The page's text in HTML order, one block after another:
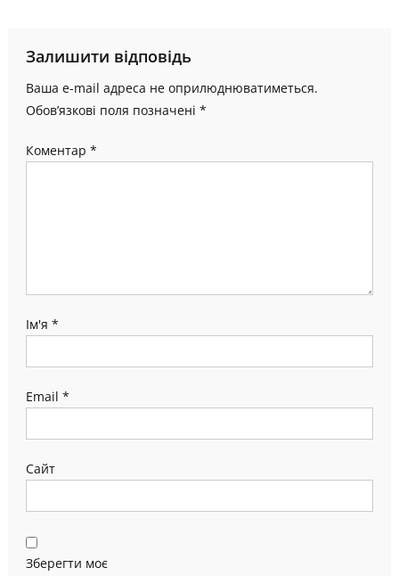
Залишити відповідь
Ваша e-mail адреса не оприлюднюватиметься.
Обов’язкові поля позначені *
Коментар *
Ім'я *
Email *
Сайт
Зберегти моє